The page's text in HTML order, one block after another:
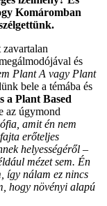
Komáromban
és
Plant A vagy Plant
bele a témába és
a Plant Based
az úgymond
amit én nem
erőteljes
helyességéről –
mézet sem. Én
így nálam ez nincs
hogy növényi alapú